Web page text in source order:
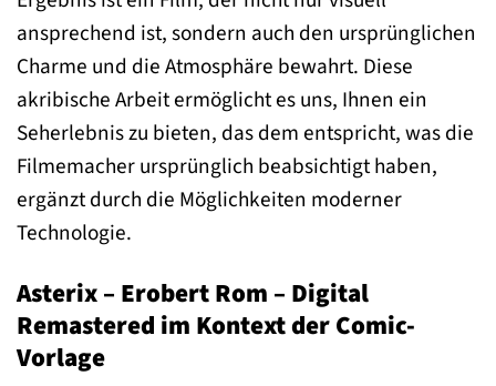
ansprechend ist, sondern auch den ursprünglichen
Charme und die Atmosphäre bewahrt. Diese
akribische Arbeit ermöglicht es uns, Ihnen ein
Seherlebnis zu bieten, das dem entspricht, was die
Filmemacher ursprünglich beabsichtigt haben,
ergänzt durch die Möglichkeiten moderner
Technologie.
Asterix – Erobert Rom – Digital
Remastered im Kontext der Comic-
Vorlage